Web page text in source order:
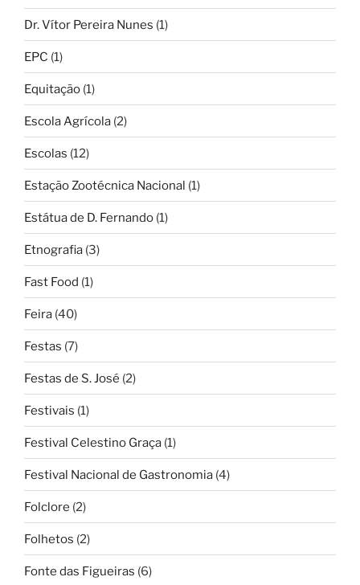
Dr. Vítor Pereira Nunes (1)
EPC (1)
Equitação (1)
Escola Agrícola (2)
Escolas (12)
Estação Zootécnica Nacional (1)
Estátua de D. Fernando (1)
Etnografia (3)
Fast Food (1)
Feira (40)
Festas (7)
Festas de S. José (2)
Festivais (1)
Festival Celestino Graça (1)
Festival Nacional de Gastronomia (4)
Folclore (2)
Folhetos (2)
Fonte das Figueiras (6)